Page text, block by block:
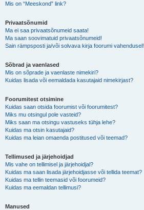
Mis on “Meeskond” link?
Privaatsõnumid
Ma ei saa privaatsõnumeid saata!
Ma saan soovimatuid privaatsõnumeid!
Sain rämpsposti ja/või solvava kirja foorumi vahendusel!
Sõbrad ja vaenlased
Mis on sõprade ja vaenlaste nimekiri?
Kuidas lisada või eemaldada kasutajaid nimekirjast?
Foorumitest otsimine
Kuidas saan otsida foorumist või foorumitest?
Miks mu otsingul pole vasteid?
Miks saan ma otsingu vastuseks tühja lehe?
Kuidas ma otsin kasutajaid?
Kuidas ma leian omaenda postitused või teemad?
Tellimused ja järjehoidjad
Mis vahe on tellimisel ja järjehoidjal?
Kuidas ma saan lisada järjehoidjasse või tellida teemat?
Kuidas ma tellin teemasid või foorumeid?
Kuidas ma eemaldan tellimusi?
Manused